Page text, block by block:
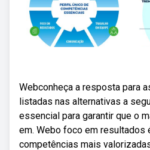
Webconheça a resposta para
listadas nas alternativas a
essencial para garantir que o
em. Webo foco em resultados
competências mais